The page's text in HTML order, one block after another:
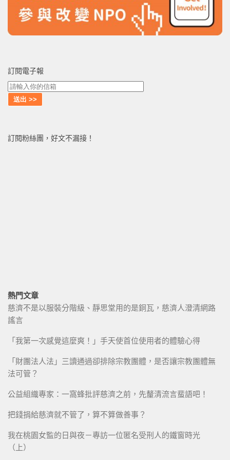
訂閱電子報
訂閱粉絲團，好文不漏接！
熱門文章
慈濟不是以服裝分階級、靜思堂用的是銅瓦，慈濟人澄清網路
謠言
「我第一次感覺這麼爽！」手天使首位使用者的體驗心得
「財團法人法」三讀通過卻排除宗教團體，是否讓宗教團體無
法可管？
公益組織專家：一窩蜂批評慈濟之前，先釐清流言蜚語吧！
把錢捐給慈濟就不管了，算不算做善事？
我在桃園女監的日與夜－專訪一位匿名受刑人的鐵窗時光
（上）